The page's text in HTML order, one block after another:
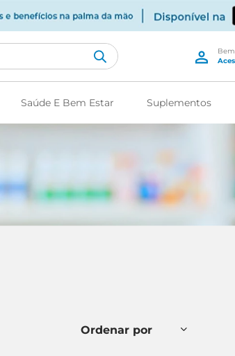
Saúde E Bem Estar Suplementos